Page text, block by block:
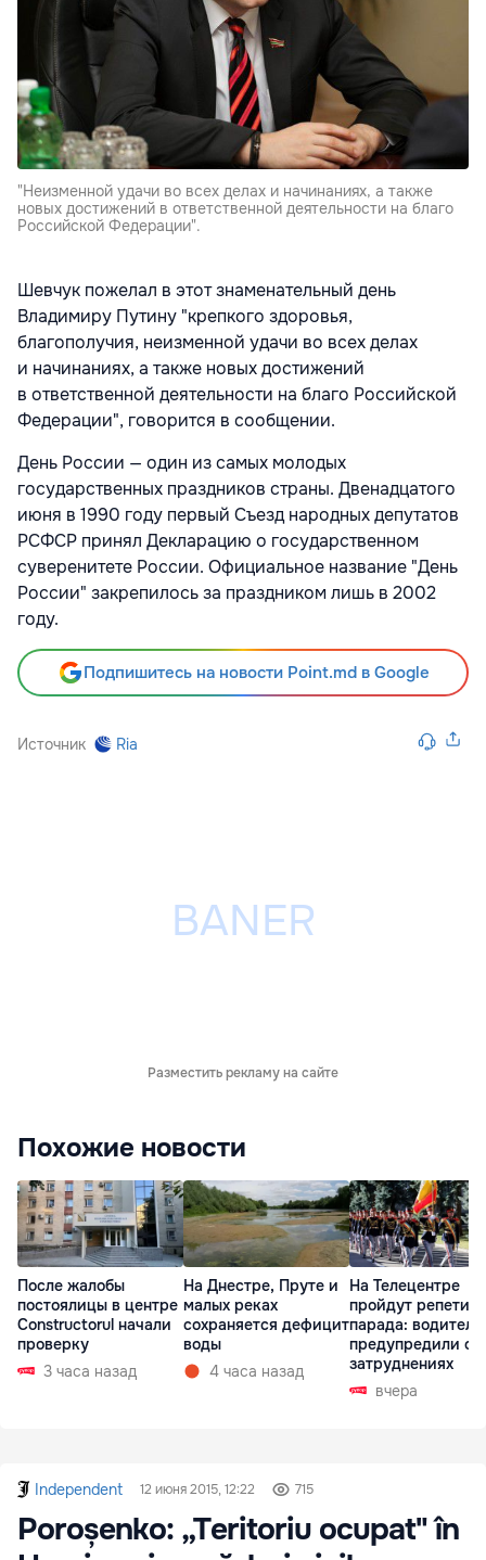
"Неизменной удачи во всех делах и начинаниях, а также
новых достижений в ответственной деятельности на благо
Российской Федерации".
Шевчук пожелал в этот знаменательный день
Владимиру Путину "крепкого здоровья,
благополучия, неизменной удачи во всех делах
и начинаниях, а также новых достижений
в ответственной деятельности на благо Российской
Федерации", говорится в сообщении.
День России — один из самых молодых
государственных праздников страны. Двенадцатого
июня в 1990 году первый Съезд народных депутатов
РСФСР принял Декларацию о государственном
суверенитете России. Официальное название "День
России" закрепилось за праздником лишь в 2002
году.
Подпишитесь на новости Point.md в Google
Источник Ria
Разместить рекламу на сайте
Похожие новости
После жалобы
постоялицы в центре
Constructorul начали
проверку
3 часа назад
На Днестре, Пруте и
малых реках
сохраняется дефицит
воды
4 часа назад
На Телецентре
пройдут
парада:
предупредили о
затруднениях
вчера
Independent 12 июня 2015, 12:22 715
Poroșenko: „Teritoriu ocupat" în